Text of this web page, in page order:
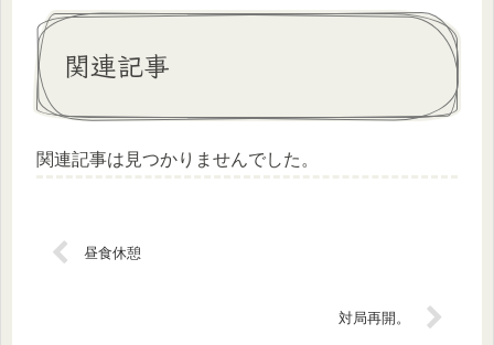
関連記事
関連記事は見つかりませんでした。
昼食休憩
対局再開。